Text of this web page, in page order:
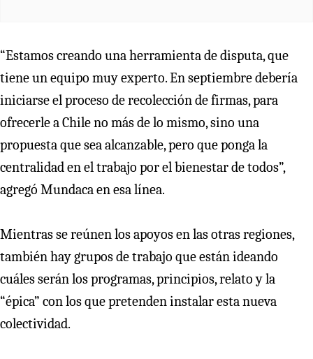
“Estamos creando una herramienta de disputa, que
tiene un equipo muy experto. En septiembre debería
iniciarse el proceso de recolección de firmas, para
ofrecerle a Chile no más de lo mismo, sino una
propuesta que sea alcanzable, pero que ponga la
centralidad en el trabajo por el bienestar de todos”,
agregó Mundaca en esa línea.
Mientras se reúnen los apoyos en las otras regiones,
también hay grupos de trabajo que están ideando
cuáles serán los programas, principios, relato y la
“épica” con los que pretenden instalar esta nueva
colectividad.